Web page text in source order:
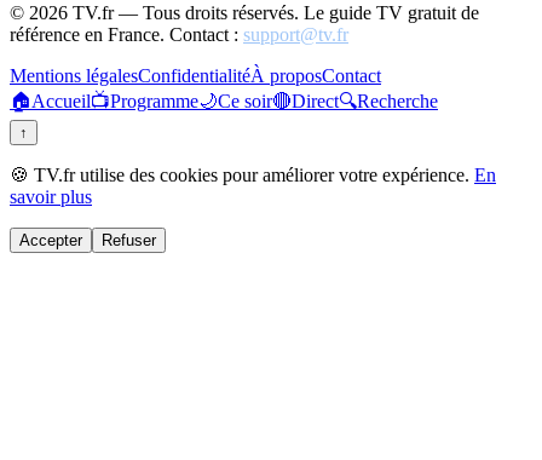
© 2026 TV.fr — Tous droits réservés. Le guide TV gratuit de
référence en France. Contact : support@tv.fr
Mentions légalesConfidentialitéÀ proposContact
🏠Accueil📺Programme🌙Ce soir🔴Direct🔍Recherche
↑
🍪 TV.fr utilise des cookies pour améliorer votre expérience. En
savoir plus
Accepter Refuser